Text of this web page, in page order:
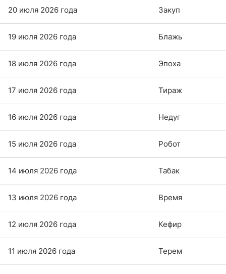
20 июля 2026 года Закуп
19 июля 2026 года Блажь
18 июля 2026 года Эпоха
17 июля 2026 года Тираж
16 июля 2026 года Недуг
15 июля 2026 года Робот
14 июля 2026 года Табак
13 июля 2026 года Время
12 июля 2026 года Кефир
11 июля 2026 года Терем